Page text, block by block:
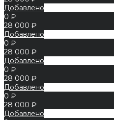
Добавлено
0 ₽
28 000 ₽
Добавлено
0 ₽
28 000 ₽
Добавлено
0 ₽
28 000 ₽
Добавлено
0 ₽
28 000 ₽
Добавлено